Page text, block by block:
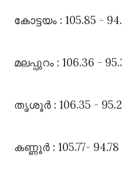
കോട്ടയം : 105.85 -
മലപ്പുറം : 106.36 -
തൃശൂർ : 106.35 -
കണ്ണൂർ : 105.77- 94.78